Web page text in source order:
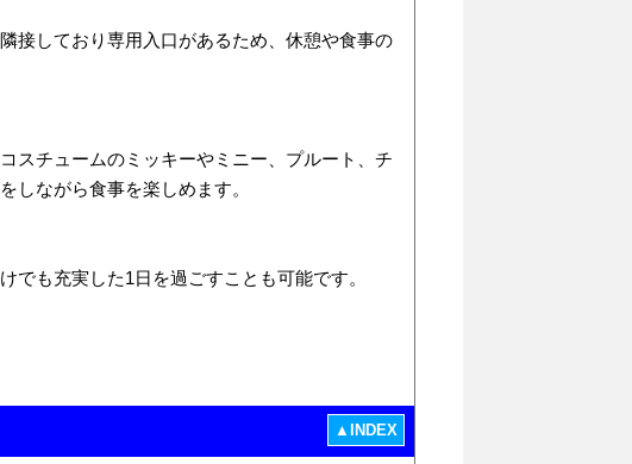
接しており専用入口があるため、休憩や食事の
スチュームのミッキーやミニー、プルート、チ
しながら食事を楽しめます。
でも充実した1日を過ごすことも可能です。
▲INDEX